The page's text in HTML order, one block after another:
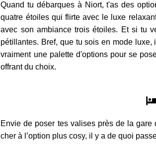
Quand tu débarques à Niort, t'as des
quatre étoiles qui flirte avec le luxe
avec son ambiance trois étoiles. Et si tu
pétillantes. Bref, que tu sois en mode
vraiment une palette d'options pour se
offrant du choix.
Envie de poser tes valises près de la
cher à l’option plus cosy, il y a de quoi